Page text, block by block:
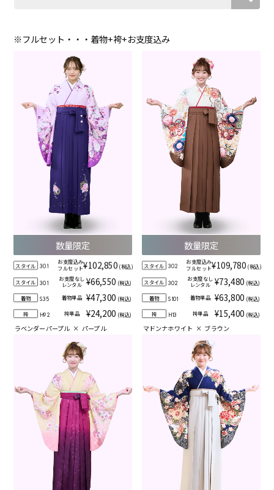
※フルセット・・・着物+袴+お支度込み
数量限定
スタイル 301
お支度込み
フルセット¥102,850 (税込)
スタイル 301
お支度なし
レンタル
¥66,550 (税込)
着物 S35 着物単品 ¥47,300 (税込)
袴 H92 袴単品 ¥24,200 (税込)
ラベンダーパープル × パープル
数量限定
スタイル 302
お支度込み
フルセット¥109,780 (税込)
スタイル 302
お支度なし
レンタル ¥73,480 (税込)
着物 S101 着物単品 ¥63,800 (税込)
袴 H13 袴単品 ¥15,400 (税込)
マドンナホワイト × ブラウン